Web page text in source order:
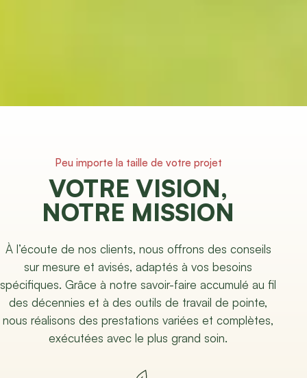
Peu importe la taille de votre projet
VOTRE VISION,
NOTRE MISSION
À l’écoute de nos clients, nous offrons des conseils
sur mesure et avisés, adaptés à vos besoins
spécifiques. Grâce à notre savoir-faire accumulé au fil
des décennies et à des outils de travail de pointe,
nous réalisons des prestations variées et complètes,
exécutées avec le plus grand soin.